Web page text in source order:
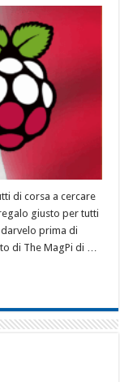
di corsa a cercare
giusto per tutti
prima di
di The MagPi di …